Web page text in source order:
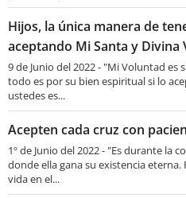
Hijos, la única manera de
aceptando Mi Santa y
9 de Junio del 2022 - "Mi Voluntad
todo es por su bien espiritual si lo
ustedes es...
Acepten cada cruz con
1º de Junio del 2022 - "Es durante la
donde ella gana su existencia
vida en el...